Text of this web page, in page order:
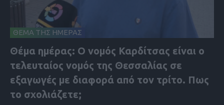
ΘΕΜΑ ΤΗΣ ΗΜΕΡΑΣ
Θέμα ημέρας: Ο νομός Καρδίτσας είναι ο
τελευταίος νομός της Θεσσαλίας σε
εξαγωγές με διαφορά από τον τρίτο. Πως
το σχολιάζετε;